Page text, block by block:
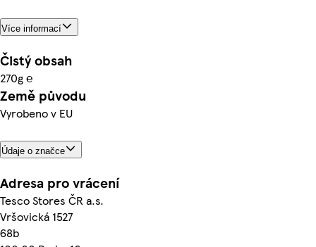
Více informací
Čistý obsah
270g ℮
Země původu
Vyrobeno v EU
Údaje o značce
Adresa pro vrácení
Tesco Stores ČR a.s.
Vršovická 1527
68b